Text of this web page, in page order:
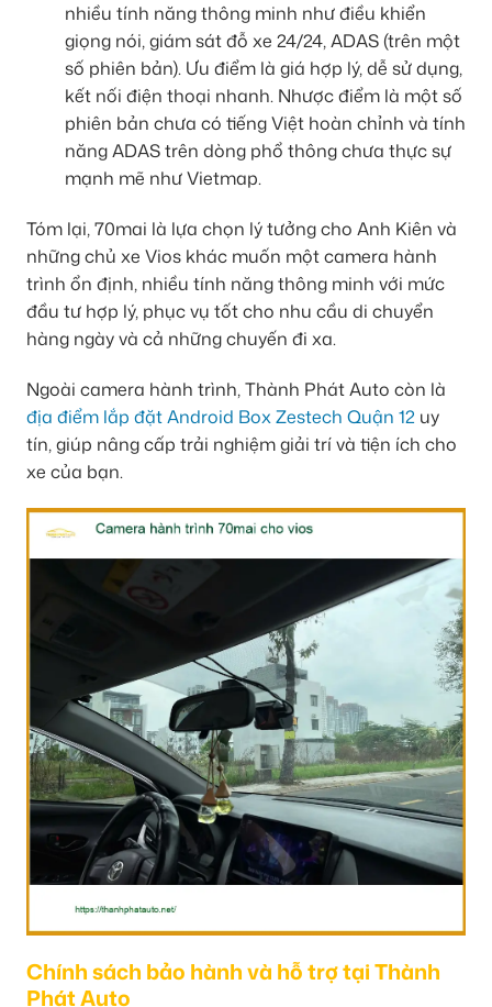
nhiều tính năng thông minh như điều khiển
giọng nói, giám sát đỗ xe 24/24, ADAS (trên một
số phiên bản). Ưu điểm là giá hợp lý, dễ sử dụng,
kết nối điện thoại nhanh. Nhược điểm là một số
phiên bản chưa có tiếng Việt hoàn chỉnh và tính
năng ADAS trên dòng phổ thông chưa thực sự
mạnh mẽ như Vietmap.
Tóm lại, 70mai là lựa chọn lý tưởng cho Anh Kiên và
những chủ xe Vios khác muốn một camera hành
trình ổn định, nhiều tính năng thông minh với mức
đầu tư hợp lý, phục vụ tốt cho nhu cầu di chuyển
hàng ngày và cả những chuyến đi xa.
Ngoài camera hành trình, Thành Phát Auto còn là
địa điểm lắp đặt Android Box Zestech Quận 12 uy
tín, giúp nâng cấp trải nghiệm giải trí và tiện ích cho
xe của bạn.
Chính sách bảo hành và hỗ trợ tại Thành
Phát Auto